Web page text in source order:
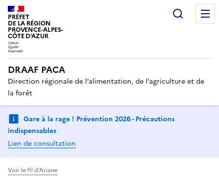
PRÉFET
DE LA RÉGION
PROVENCE-ALPES-
CÔTE D'AZUR
DRAAF PACA
Direction régionale de l’alimentation, de l’agriculture et de
la forêt
Gare à la rage ! Prévention 2026 - Précautions
indispensables
Lien de consultation
Voir le fil d'Ariane